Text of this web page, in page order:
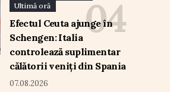
Ultimă oră
Efectul Ceuta ajunge în
Schengen: Italia
controlează suplimentar
călătorii veniți din Spania
07.08.2026